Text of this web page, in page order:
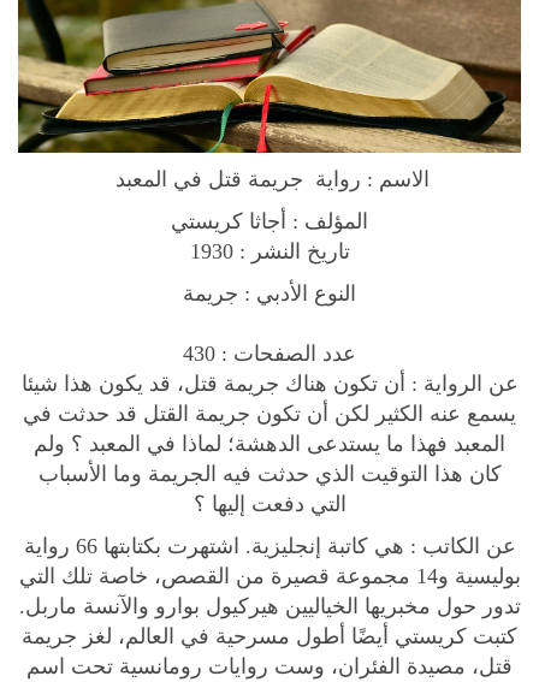
N
o
v
e
l
ر
ي
م
ة
ت
ل
ف
ي
ا
الاسم : رواية ‫جريمة قتل في المعبد
المؤلف : أجاثا كريستي
تاريخ النشر : 1930
النوع الأدبي : جريمة
عدد الصفحات : 430
عن الرواية : أن تكون هناك جريمة قتل، قد يكون هذا شيئا
يسمع عنه الكثير لكن أن تكون جريمة القتل قد حدثت في
المعبد فهذا ما يستدعى الدهشة؛ لماذا في المعبد ؟ ولم
كان هذا التوقيت الذي حدثت فيه الجريمة وما الأسباب
التي دفعت إليها ؟
عن الكاتب :
هي كاتبة إنجليزية. اشتهرت بكتابتها 66 رواية
بوليسية و14 مجموعة قصيرة من القصص، خاصة تلك التي
تدور حول مخبريها الخياليين هيركيول بوارو والآنسة ماربل.
كتبت كريستي أيضًا أطول مسرحية في العالم، لغز جريمة
قتل، مصيدة الفئران، وست روايات رومانسية تحت اسم